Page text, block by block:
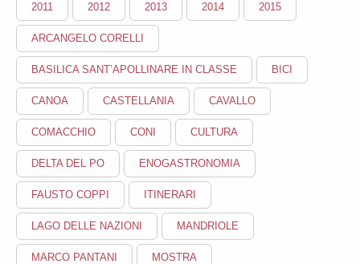
2011 2012 2013 2014 2015
ARCANGELO CORELLI
BASILICA SANT’APOLLINARE IN CLASSE BICI
CANOA CASTELLANIA CAVALLO
COMACCHIO CONI CULTURA
DELTA DEL PO ENOGASTRONOMIA
FAUSTO COPPI ITINERARI
LAGO DELLE NAZIONI MANDRIOLE
MARCO PANTANI MOSTRA